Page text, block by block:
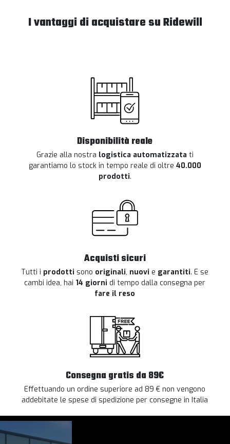
I vantaggi di acquistare su Ridewill
Disponibilità reale
Grazie alla nostra logistica automatizzata ti
garantiamo lo stock in tempo reale di oltre 40.000
prodotti.
Acquisti sicuri
Tutti i prodotti sono originali, nuovi e garantiti. E se
cambi idea, hai 14 giorni di tempo dalla consegna per
fare il reso
Consegna gratis da 89€
Effettuando un ordine superiore ad 89 € non vengono
addebitate le spese di spedizione per consegne in Italia